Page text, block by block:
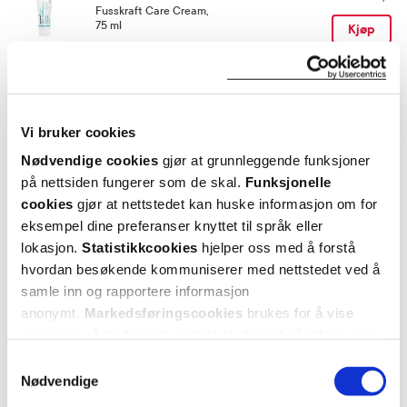
Vi bruker cookies
Nødvendige cookies gjør at grunnleggende funksjoner
på nettsiden fungerer som de skal. Funksjonelle
cookies gjør at nettstedet kan huske informasjon om for
eksempel dine preferanser knyttet til språk eller
lokasjon. Statistikkcookies hjelper oss med å forstå
hvordan besøkende kommuniserer med nettstedet ved å
samle inn og rapportere informasjon
anonymt. Markedsføringscookies brukes for å vise
Nødvendige
Fusskraft Care Cream
75 ml
Kjøp
Utforske Gehwol
ANDRE SER OGSÅ PÅ